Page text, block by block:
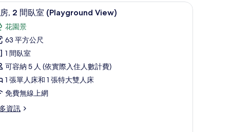
、書桌、筆電工作空間、遮光布/窗簾迷你吧、書桌、筆電工作空間、遮光布/窗簾
12, 2 間臥室 (Playground View)
花園景
63 平方公尺
1 間臥室
可容納 5 人 (依實際入住人數計費)
1 張單人床和 1 張特大雙人床
免費無線上網
資訊